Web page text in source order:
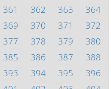
361 362 363
364
369 370 371
372
377 378 379
380
385 386 387
388
393 394 395
396